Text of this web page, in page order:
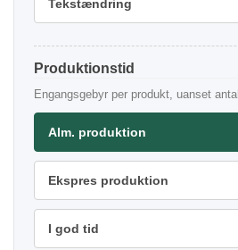
Tekstændring
Produktionstid
Engangsgebyr per produkt, uanset antal
Alm. produktion
Ekspres produktion
I god tid